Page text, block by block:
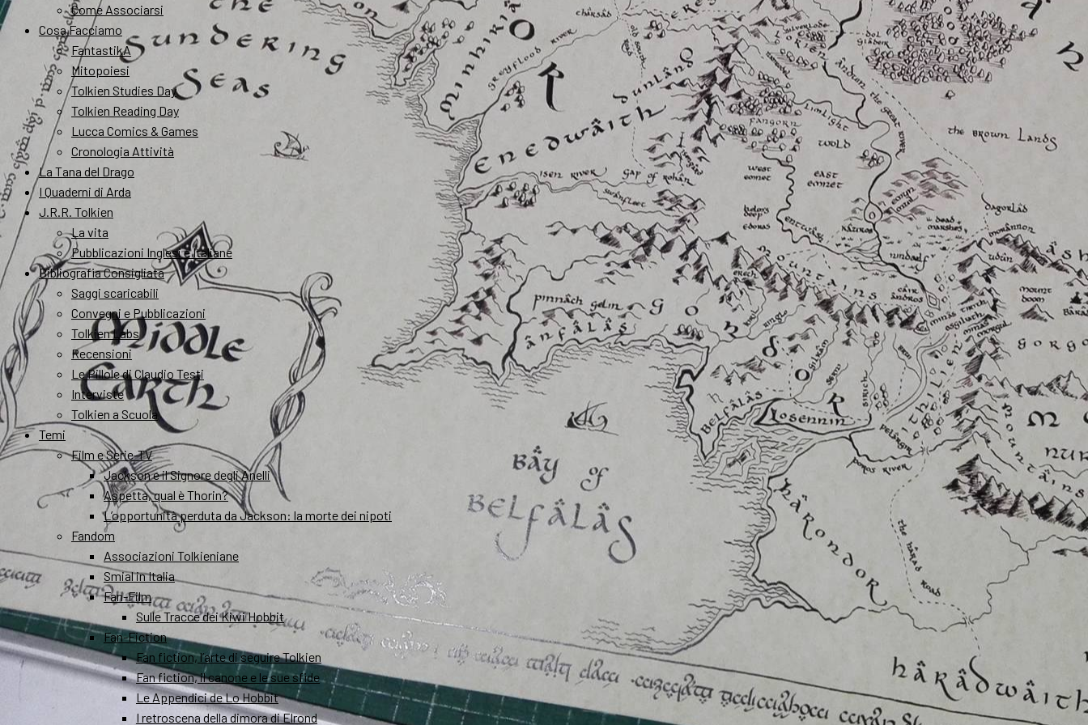
Come Associarsi
Cosa Facciamo
FantastikA
Mitopoiesi
Tolkien Studies Day
Tolkien Reading Day
Lucca Comics & Games
Cronologia Attività
La Tana del Drago
I Quaderni di Arda
J.R.R. Tolkien
La vita
Pubblicazioni Inglesi e Italiane
Bibliografia Consigliata
Saggi scaricabili
Convegni e Pubblicazioni
Tolkien Labs
Recensioni
Le Pillole di Claudio Testi
Interviste
Tolkien a Scuola
Temi
Film e Serie-TV
Jackson e il Signore degli Anelli
Aspetta, qual è Thorin?
L’opportunità perduta da Jackson: la morte dei nipoti
Fandom
Associazioni Tolkieniane
Smial in Italia
Fan-Film
Sulle Tracce dei Kiwi Hobbit
Fan-Fiction
Fan fiction, l’arte di seguire Tolkien
Fan fiction, il canone e le sue sfide
Le Appendici de Lo Hobbit
I retroscena della dimora di Elrond